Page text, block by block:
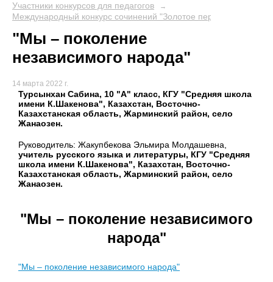
Участники конкурсов для педагогов →
Международный конкурс сочинений "Золотое перо"
"Мы – поколение
независимого народа"
14 марта 2022 г.
Турсынхан Сабина, 10 "А" класс, КГУ "Средняя школа
имени К.Шакенова", Казахстан, Восточно-
Казахстанская область, Жарминский район, село
Жанаозен.
Руководитель: Жакупбекова Эльмира Молдашевна,
учитель русского языка и литературы, КГУ "Средняя
школа имени К.Шакенова", Казахстан, Восточно-
Казахстанская область, Жарминский район, село
Жанаозен.
"Мы – поколение независимого
народа"
"Мы – поколение независимого народа"